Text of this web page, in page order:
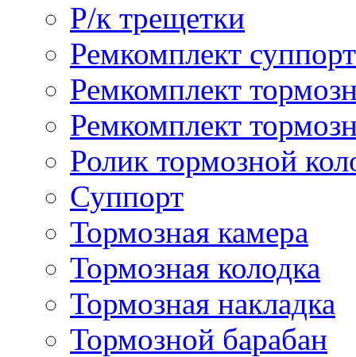
Р/к трещетки
Ремкомплект
Ремкомплект
Ремкомплект
Ролик тормозной
Суппорт
Тормозная камера
Тормозная колодка
Тормозная накладка
Тормозной барабан